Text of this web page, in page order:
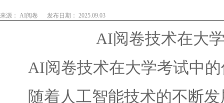
来源： AI阅卷 发布日期： 2025.09.03
AI阅卷技术在大
AI阅卷技术在大学考试中的
随着人工智能技术的不断发